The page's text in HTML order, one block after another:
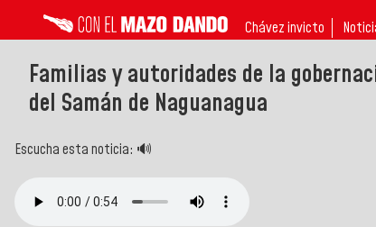
Chávez invicto
Familias y autoridades de la
del Samán de Naguanagua
Escucha esta noticia: 🔊